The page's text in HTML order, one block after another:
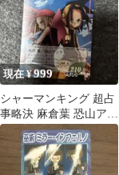
現在 ¥999
シャーマンキング 超占
事略決 麻倉葉 恐山アン
ナ JMP2 限定